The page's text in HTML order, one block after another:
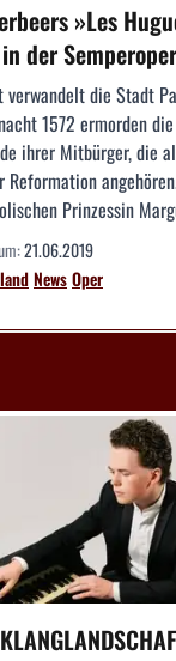
»Les
der
verwandelt die Stadt
1572 ermorden
ihrer Mitbürger, die
Reformation
Prinzessin
21.06.2019
NewsOper